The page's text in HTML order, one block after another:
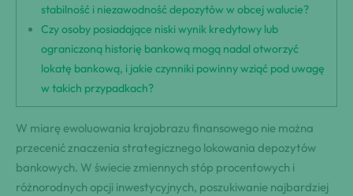
stabilność i niezawodność depozytów w obcej walucie?
Czy osoby posiadające niski wynik kredytowy lub
ograniczoną historię bankową mogą nadal otworzyć
lokatę bankową, i jakie czynniki powinny wziąć pod uwagę
w takich przypadkach?
W miarę ewoluowania krajobrazu finansowego nie można
przecenić znaczenia strategicznego lokowania depozytów
bankowych. W świecie zmiennych stóp procentowych i
różnorodnych opcji inwestycyjnych, poszukiwanie najbardziej